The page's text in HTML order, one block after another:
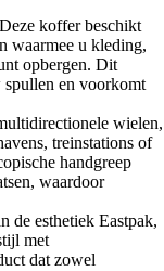
Deze koffer beschikt
waarmee u kleding,
opbergen. Dit
en voorkomt
wielen,
treinstations of
handgreep
waardoor
de esthetiek Eastpak,
met
dat zowel